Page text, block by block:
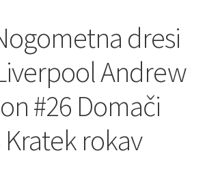
dresi
Andrew
#26 Domači
Kratek rokav